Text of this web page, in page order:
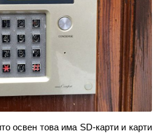
освен това има SD-карти и карти